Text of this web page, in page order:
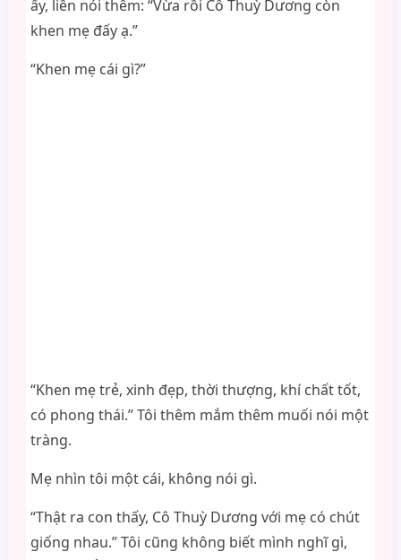
ấy, liền nói thêm: “Vừa rồi Cô Thuỳ Dương còn
khen mẹ đấy ạ.”
“Khen mẹ cái gì?”
“Khen mẹ trẻ, xinh đẹp, thời thượng, khí chất tốt,
có phong thái.” Tôi thêm mắm thêm muối nói một
tràng.
Mẹ nhìn tôi một cái, không nói gì.
“Thật ra con thấy, Cô Thuỳ Dương với mẹ có chút
giống nhau.” Tôi cũng không biết mình nghĩ gì,